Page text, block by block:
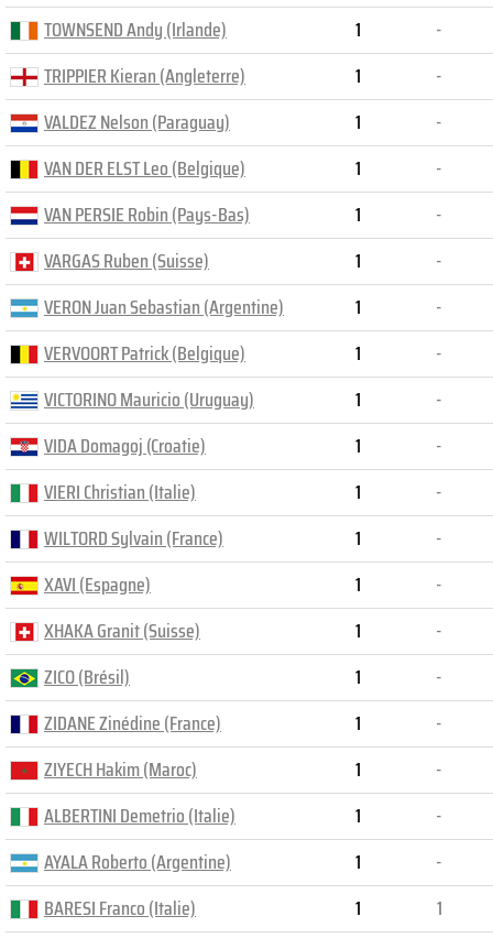
TOWNSEND Andy (Irlande)
TRIPPIER Kieran (Angleterre)
VALDEZ Nelson (Paraguay)
VAN DER ELST Leo (Belgique)
VAN PERSIE Robin (Pays-Bas)
VARGAS Ruben (Suisse)
VERON Juan Sebastian (Argentine)
VERVOORT Patrick (Belgique)
VICTORINO Mauricio (Uruguay)
VIDA Domagoj (Croatie)
VIERI Christian (Italie)
WILTORD Sylvain (France)
XAVI (Espagne)
XHAKA Granit (Suisse)
ZICO (Brésil)
ZIDANE Zinédine (France)
ZIYECH Hakim (Maroc)
ALBERTINI Demetrio (Italie)
AYALA Roberto (Argentine)
BARESI Franco (Italie)
1
-
1
-
1
-
1
-
1
-
1
-
1
-
1
-
1
-
1
-
1
-
1
-
1
-
1
-
1
-
1
-
1
-
1
-
1
-
1
1